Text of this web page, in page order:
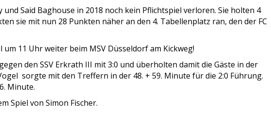
Said Baghouse in 2018 noch kein Pflichtspiel verloren. Sie holten 4
sie mit nun 28 Punkten näher an den 4. Tabellenplatz ran, den der FC
11 Uhr weiter beim MSV Düsseldorf am Kickweg!
den SSV Erkrath III mit 3:0 und überholten damit die Gäste in der
sorgte mit den Treffern in der 48. + 59. Minute für die 2:0 Führung.
Minute.
Spiel von Simon Fischer.